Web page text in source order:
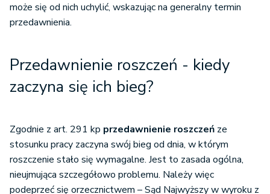
może się od nich uchylić, wskazując na generalny termin
przedawnienia.
Przedawnienie roszczeń - kiedy
zaczyna się ich bieg?
Zgodnie z art. 291 kp przedawnienie roszczeń ze
stosunku pracy zaczyna swój bieg od dnia, w którym
roszczenie stało się wymagalne. Jest to zasada ogólna,
nieujmująca szczegółowo problemu. Należy więc
podeprzeć się orzecznictwem – Sąd Najwyższy w wyroku z